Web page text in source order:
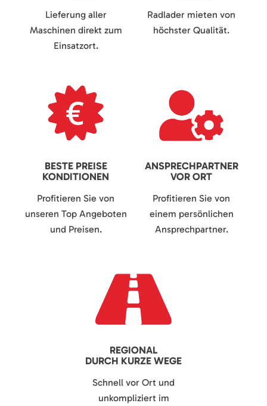
Lieferung aller
Maschinen direkt zum
Einsatzort.
Radlader mieten von
höchster Qualität.
BESTE PREISE
KONDITIONEN
Profitieren Sie von
unseren Top Angeboten
und Preisen.
ANSPRECHPARTNER
VOR ORT
Profitieren Sie von
einem persönlichen
Ansprechpartner.
REGIONAL
DURCH KURZE WEGE
Schnell vor Ort und
unkompliziert im